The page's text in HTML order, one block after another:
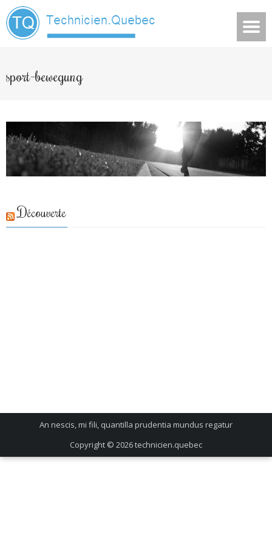
sport-bewegung
Découverte
An nescis, mi fili, quantilla prudentia mundus regatur
Copyright © 2026technicien.quebec